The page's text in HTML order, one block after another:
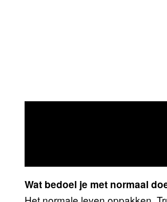
Wat bedoel je met normaal